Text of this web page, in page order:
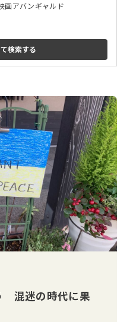
画アバンギャルド
検索する
混迷の時代に果